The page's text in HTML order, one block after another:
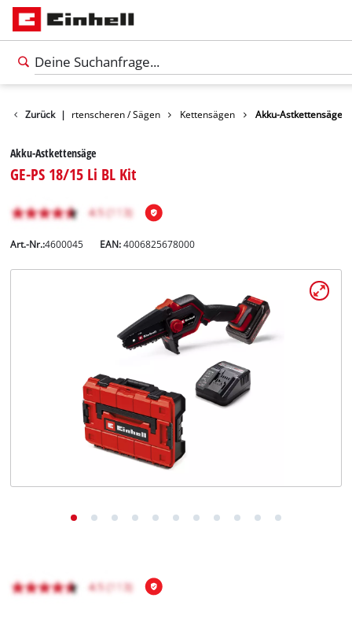
Zurück |
Garten Gartenscheren / Sägen Kettensägen Akku-Astkettensäge
Akku-Astkettensäge
GE-PS 18/15 Li BL Kit
Art.-Nr.:4600045 EAN:4006825678000